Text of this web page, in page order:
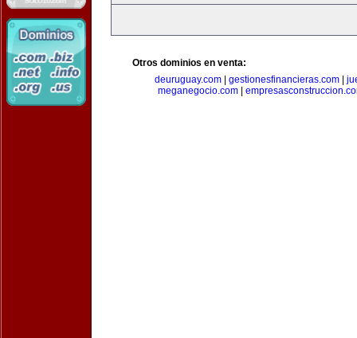
Otros dominios en venta:
deuruguay.com| gestionesfinancieras.com|
meganegocio.com|